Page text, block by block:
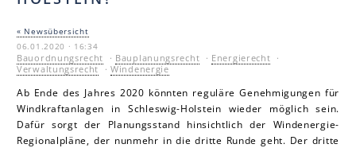
« Newsübersicht
06.01.2020 · 16:34
Bauordnungsrecht · Bauplanungsrecht · Energierecht ·
Verwaltungsrecht ·Windenergie
Ab Ende des Jahres 2020 könnten reguläre Genehmigungen für
Windkraftanlagen in Schleswig-Holstein wieder möglich sein.
Dafür sorgt der Planungsstand hinsichtlich der Windenergie-
Regionalpläne, der nunmehr in die dritte Runde geht. Der dritte